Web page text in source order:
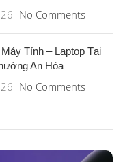
No Comments
Tính – Laptop Tại
An Hòa
No Comments